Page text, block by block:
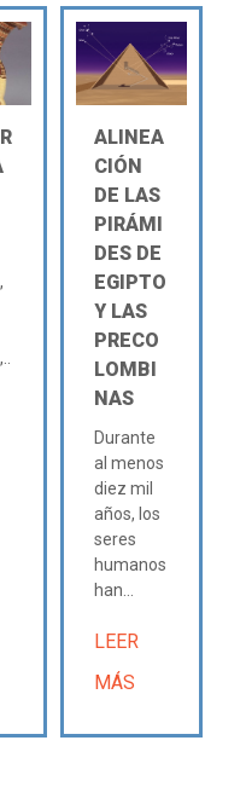
ALINEA
CIÓN
DE LAS
PIRÁMI
DES DE
EGIPTO
Y LAS
PRECO
LOMBI
NAS
Durante
al menos
diez mil
años, los
seres
humanos
han...
LEER
MÁS